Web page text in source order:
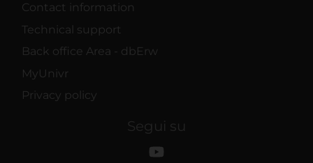
Contact information
Technical support
Back office Area - dbErw
MyUnivr
Privacy policy
Segui su